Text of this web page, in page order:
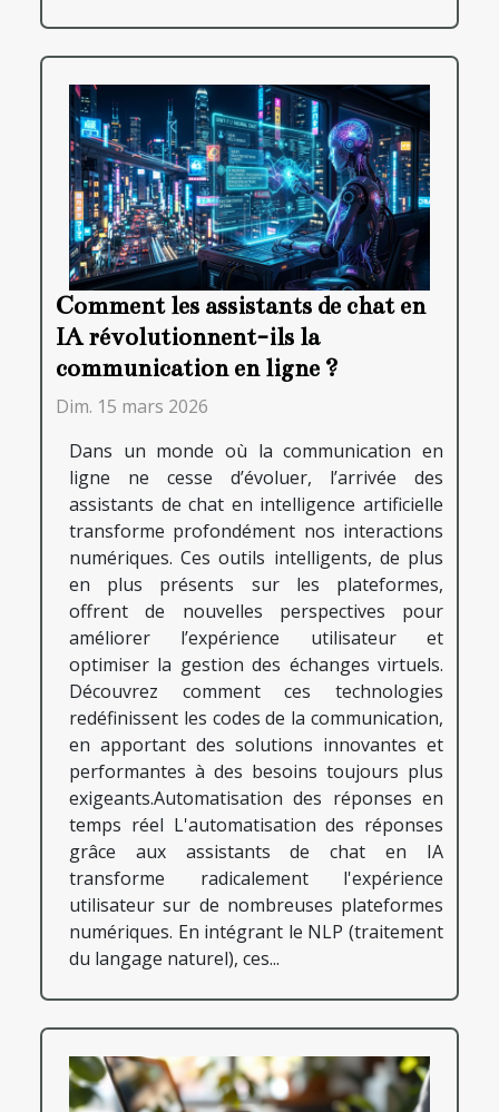
Comment les assistants de chat en
IA révolutionnent-ils la
communication en ligne ?
Dim. 15 mars 2026
Dans un monde où la communication en
ligne ne cesse d’évoluer, l’arrivée des
assistants de chat en intelligence artificielle
transforme profondément nos interactions
numériques. Ces outils intelligents, de plus
en plus présents sur les plateformes,
offrent de nouvelles perspectives pour
améliorer l’expérience utilisateur et
optimiser la gestion des échanges virtuels.
Découvrez comment ces technologies
redéfinissent les codes de la communication,
en apportant des solutions innovantes et
performantes à des besoins toujours plus
exigeants.Automatisation des réponses en
temps réel L'automatisation des réponses
grâce aux assistants de chat en IA
transforme radicalement l'expérience
utilisateur sur de nombreuses plateformes
numériques. En intégrant le NLP (traitement
du langage naturel), ces...